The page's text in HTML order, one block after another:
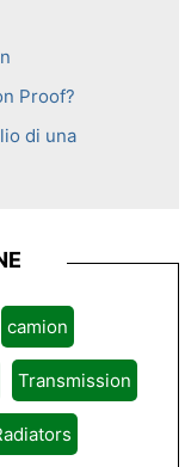
Proof?
di una
camion
Transmission